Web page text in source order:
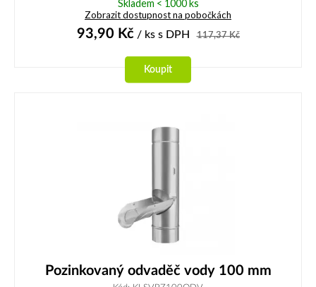
Skladem < 1000 ks
Zobrazit dostupnost na pobočkách
93,90 Kč/ ks s DPH 117,37Kč
Koupit
Pozinkovaný odvaděč vody 100 mm